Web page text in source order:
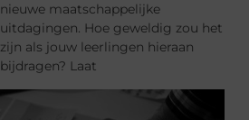
nieuwe maatschappelijke
uitdagingen. Hoe geweldig zou het
zijn als jouw leerlingen hieraan
bijdragen? Laat